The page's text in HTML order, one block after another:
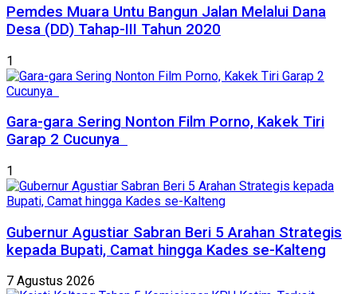
Pemdes Muara Untu Bangun Jalan Melalui Dana
Desa (DD) Tahap-III Tahun 2020
1
Gara-gara Sering Nonton Film Porno, Kakek Tiri
Garap 2 Cucunya
1
Gubernur Agustiar Sabran Beri 5 Arahan Strategis
kepada Bupati, Camat hingga Kades se-Kalteng
7 Agustus 2026